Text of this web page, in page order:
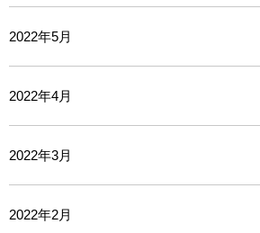
2022年5月
2022年4月
2022年3月
2022年2月